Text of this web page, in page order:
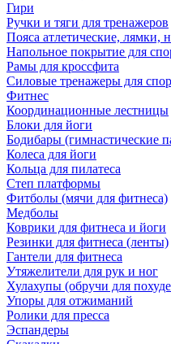
Гири
Ручки и тяги для тренажеров
Пояса атлетические, лямки,
Напольное покрытие для
Рамы для кроссфита
Силовые тренажеры для
Фитнес
Координационные лестницы
Блоки для йоги
Бодибары (гимнастические
Колеса для йоги
Кольца для пилатеса
Степ платформы
Фитболы (мячи для фитнеса)
Медболы
Коврики для фитнеса и йоги
Резинки для фитнеса (ленты)
Гантели для фитнеса
Утяжелители для рук и ног
Хулахупы (обручи для
Упоры для отжиманий
Ролики для пресса
Эспандеры